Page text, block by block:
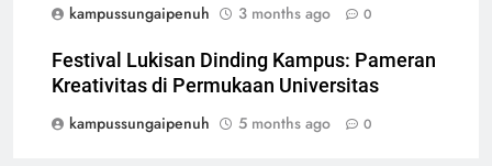
kampussungaipenuh
3 months ago 0
Festival Lukisan Dinding Kampus: Pameran
Kreativitas di Permukaan Universitas
kampussungaipenuh
5 months ago 0